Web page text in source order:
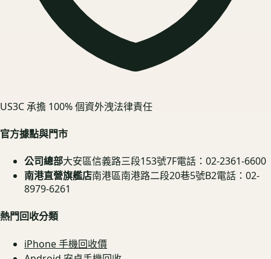
US3C 承擔 100% 個資外洩法律責任
官方據點與門市
公司總部大安區信義路三段153號7F電話：02-2361-6600
南港直營旗艦店南港區南港路二段20巷5號B2電話：02-
8979-6261
熱門回收分類
iPhone 手機回收價